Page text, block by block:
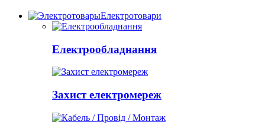
Електротовари
Електрообладнання
Захист електромереж